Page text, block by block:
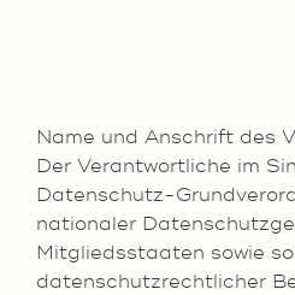
Name und Anschrift des
Der Verantwortliche im
Datenschutz-
nationaler
Mitgliedsstaaten sowie
datenschutzrechtlicher